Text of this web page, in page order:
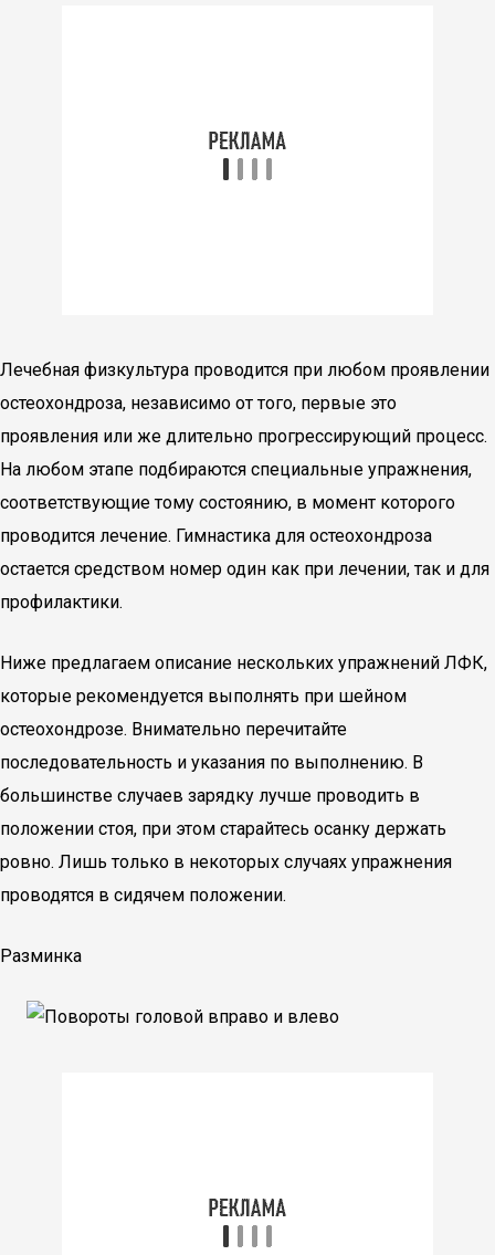
Лечебная физкультура проводится при любом проявлении
остеохондроза, независимо от того, первые это
проявления или же длительно прогрессирующий процесс.
На любом этапе подбираются специальные упражнения,
соответствующие тому состоянию, в момент которого
проводится лечение. Гимнастика для остеохондроза
остается средством номер один как при лечении, так и для
профилактики.
Ниже предлагаем описание нескольких упражнений ЛФК,
которые рекомендуется выполнять при шейном
остеохондрозе. Внимательно перечитайте
последовательность и указания по выполнению. В
большинстве случаев зарядку лучше проводить в
положении стоя, при этом старайтесь осанку держать
ровно. Лишь только в некоторых случаях упражнения
проводятся в сидячем положении.
Разминка